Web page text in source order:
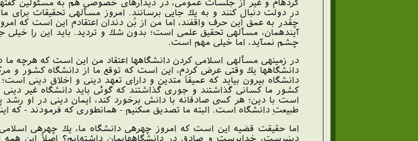
كرده‏ام و غير از جلسات عمومى، در ديدارهاى خصوصى هم به مسئولين گفته‏ام
در دولت دنبال كنند و به يك جايى برسانند. امروز مسأله‏ى تحقيقات
چقدر به عمق اين حرف واقفند، اما من از بُن دندان اعتقادم اين است كه
آينده‏مان، مسأله‏ى تحقيق علمى است؛ بدون شك و ترديد. بايد اين را خيلى
چشم نمى‏آيد، اما خيلى مهم است.
در زمينه‏ى مسأله‏ى اسلامى كردن دانشگاه‏ها اعتقاد من اين است كه هرچه
دانشگاه‏ها يك وقتى عرض كردم، اين است كه توقع ما از دانشگاه كشور و
دانشگاه بيرون بيايد كه عميقاً متدين و داراى تعهد دينى و اخلاق دينى
كشور ما كسانى گذاشتند و جورى گذاشتند كه گوئى بايد دانشگاه غير
است با دين؛ هر كسى صادقانه با دانش برخورد كند، ايمان دينى در او
طبيعتِ دانشگاه است. البته ما تصديق مى‏كنيم - همان‏طورى كه فرمودند - كه
اما حقيقت قضيه اين است كه امروز چهره‏ى دانشگاه ما، يك چهره‏ى
دين‏پرست، خداپرست و صادق در دانشگاه‏هايمان داشته‏ايم؟ اصلاً اين